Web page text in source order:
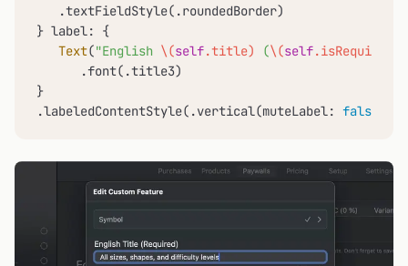
   .textFieldStyle(.roundedBorder)
} label: {
Text("English \(self.title) (\(self.isRequired
      .font(.title3)
}
.labeledContentStyle(.vertical(muteLabel: false